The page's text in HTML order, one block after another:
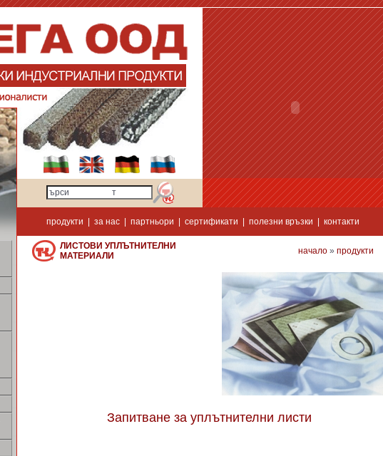
продукти за нас| партньори сертификати полезни връзки контакти
ЛИСТОВИ УПЛЪТНИТЕЛНИ
МАТЕРИАЛИ
начало » продукти
Запитване за уплътнителни листи